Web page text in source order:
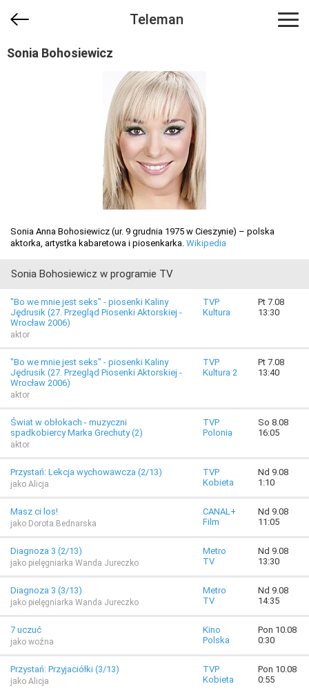
Teleman
Sonia Bohosiewicz
Sonia Anna Bohosiewicz (ur. 9 grudnia 1975 w Cieszynie) – polska
aktorka, artystka kabaretowa i piosenkarka. Wikipedia
Sonia Bohosiewicz w programie TV
"Bo we mnie jest seks" - piosenki Kaliny
Jędrusik (27. Przegląd Piosenki Aktorskiej -
Wrocław 2006)
aktor
TVP
Kultura
Pt 7.08
13:30
"Bo we mnie jest seks" - piosenki Kaliny
Jędrusik (27. Przegląd Piosenki Aktorskiej -
Wrocław 2006)
aktor
TVP
Kultura 2
Pt 7.08
13:40
Świat w obłokach - muzyczni
spadkobiercy Marka Grechuty (2)
aktor
TVP
Polonia
So 8.08
16:05
Przystań: Lekcja wychowawcza (2/13)
jako Alicja
TVP
Kobieta
Nd 9.08
1:10
Masz ci los!
jako Dorota Bednarska
CANAL+
Film
Nd 9.08
11:05
Diagnoza 3 (2/13)
jako pielęgniarka Wanda Jureczko
Metro
TV
Nd 9.08
13:30
Diagnoza 3 (3/13)
jako pielęgniarka Wanda Jureczko
Metro
TV
Nd 9.08
14:35
7 uczuć
jako woźna
Kino
Polska
Pon 10.08
0:30
Przystań: Przyjaciółki (3/13)
jako Alicja
TVP
Kobieta
Pon 10.08
0:55